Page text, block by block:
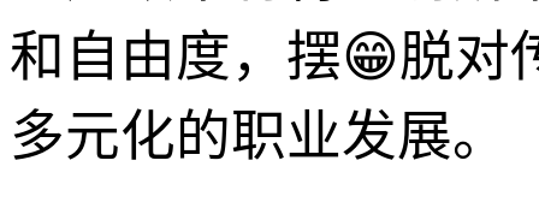
和自由度，摆😁脱对
多元化的职业发展。